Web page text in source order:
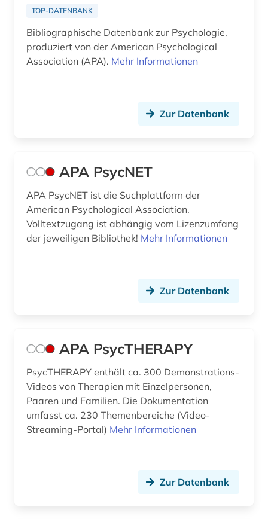
kindheitsforschung (1)
klassifikation (1)
klinische linguistik (1)
klinische psychologie (2)
kognition (2)
kognitionswissenschaft (3)
kognitive entwicklung (2)
kommunikationsforschung (1)
kommunikationswissenschaft (1)
konfliktfähigkeit (1)
konfliktlösung (1)
kongress (1)
krankenhausmanagement (1)
TOP-DATENBANK
Bibliographische Datenbank zur Psychologie,
produziert von der American Psychological
Association (APA). Mehr Informationen
Zur Datenbank
APA PsycNET
APA PsycNET ist die Suchplattform der
American Psychological Association.
Volltextzugang ist abhängig vom Lizenzumfang
der jeweiligen Bibliothek! Mehr Informationen
Zur Datenbank
APA PsycTHERAPY
PsycTHERAPY enthält ca. 300 Demonstrations-
Videos von Therapien mit Einzelpersonen,
Paaren und Familien. Die Dokumentation
umfasst ca. 230 Themenbereiche (Video-
Streaming-Portal) Mehr Informationen
Zur Datenbank